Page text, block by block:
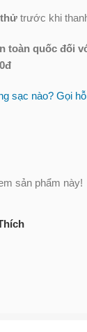
trước khi
toàn quốc đối
sạc nào? Gọi
sản phẩm này!